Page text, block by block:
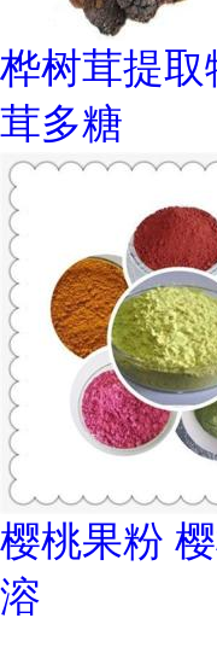
桦树茸提
茸多糖
樱桃果粉
溶